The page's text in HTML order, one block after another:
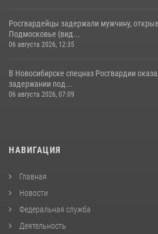
Росгвардейцы задержали мужчину,
Подмосковье (вид...
06 августа 2026, 12:35
В Новосибирске спецназ Росгвардии
задержании под...
06 августа 2026, 07:09
НАВИГАЦИЯ
Главная
Новости
Федеральная служба
Деятельность